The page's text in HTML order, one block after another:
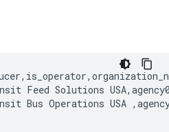
Feed Solutions
Bus Operations USA